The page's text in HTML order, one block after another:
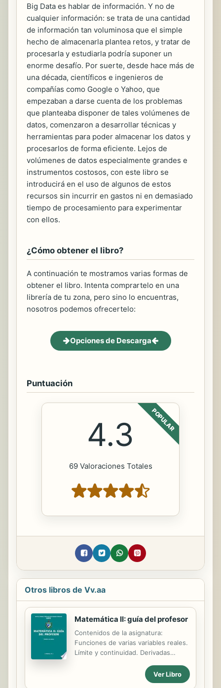
Big Data es hablar de información. Y no de
cualquier información: se trata de una cantidad
de información tan voluminosa que el simple
hecho de almacenarla plantea retos, y tratar de
procesarla y estudiarla podría suponer un
enorme desafío. Por suerte, desde hace más de
una década, científicos e ingenieros de
compañías como Google o Yahoo, que
empezaban a darse cuenta de los problemas
que planteaba disponer de tales volúmenes de
datos, comenzaron a desarrollar técnicas y
herramientas para poder almacenar los datos y
procesarlos de forma eficiente. Lejos de
volúmenes de datos especialmente grandes e
instrumentos costosos, con este libro se
introducirá en el uso de algunos de estos
recursos sin incurrir en gastos ni en demasiado
tiempo de procesamiento para experimentar
con ellos.
¿Cómo obtener el libro?
A continuación te mostramos varias formas de
obtener el libro. Intenta comprartelo en una
librería de tu zona, pero sino lo encuentras,
nosotros podemos ofrecertelo:
Opciones de Descarga
Puntuación
POPULAR
4.3
69 Valoraciones Totales
Otros libros de Vv.aa
Matemática II: guía del profesor
Contenidos de la asignatura:
Funciones de varias variables reales.
Límite y continuidad. Derivadas
tangente y aproximaciones lineales.
Regla de la cadena. Derivada dirigida
Ver Libro